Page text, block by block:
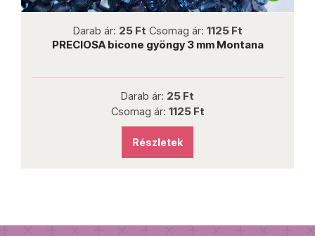
Darab ár: 25 Ft Csomag ár: 1125 Ft
PRECIOSA bicone gyöngy 3 mm Montana
Darab ár: 25 Ft
Csomag ár: 1125 Ft
Részletek